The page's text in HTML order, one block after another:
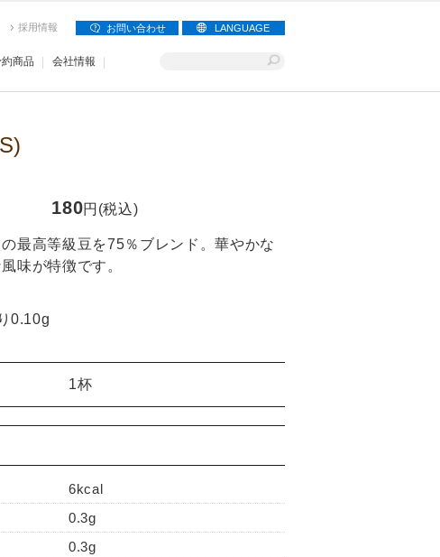
採用情報 お問い合わせ LANGUAGE
商品 会社情報
180円(税込)
最高等級豆を75％ブレンド。華やかな
味が特徴です。
0.10g
1杯
6kcal
0.3g
0.3g